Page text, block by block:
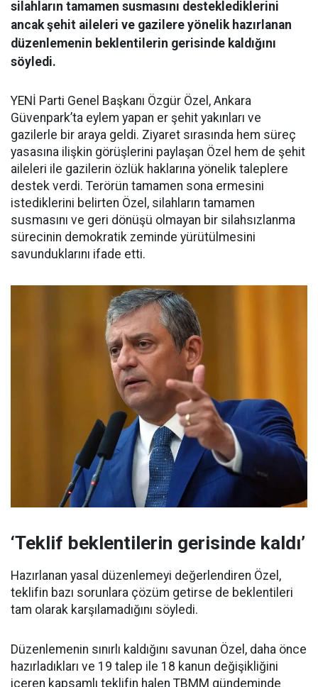
silahların tamamen susmasını desteklediklerini
ancak şehit aileleri ve gazilere yönelik hazırlanan
düzenlemenin beklentilerin gerisinde kaldığını
söyledi.
YENİ Parti Genel Başkanı Özgür Özel, Ankara
Güvenpark’ta eylem yapan er şehit yakınları ve
gazilerle bir araya geldi. Ziyaret sırasında hem süreç
yasasına ilişkin görüşlerini paylaşan Özel hem de şehit
aileleri ile gazilerin özlük haklarına yönelik taleplere
destek verdi. Terörün tamamen sona ermesini
istediklerini belirten Özel, silahların tamamen
susmasını ve geri dönüşü olmayan bir silahsızlanma
sürecinin demokratik zeminde yürütülmesini
savunduklarını ifade etti.
‘Teklif beklentilerin gerisinde kaldı’
Hazırlanan yasal düzenlemeyi değerlendiren Özel,
teklifin bazı sorunlara çözüm getirse de beklentileri
tam olarak karşılamadığını söyledi.
Düzenlemenin sınırlı kaldığını savunan Özel, daha önce
hazırladıkları ve 19 talep ile 18 kanun değişikliğini
içeren kapsamlı teklifin halen TBMM gündeminde